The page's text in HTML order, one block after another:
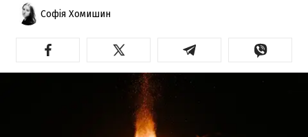
Софія Хомишин